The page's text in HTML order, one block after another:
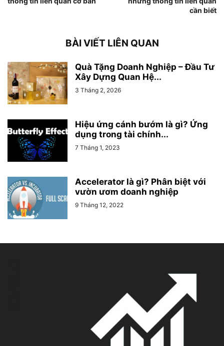
cần biết
BÀI VIẾT LIÊN QUAN
Quà Tặng Doanh Nghiệp – Đầu Tư
Xây Dựng Quan Hệ...
3 Tháng 2, 2026
Hiệu ứng cánh bướm là gì? Ứng
dụng trong tài chính...
7 Tháng 1, 2023
Accelerator là gì? Phân biệt với
vườn ươm doanh nghiệp
9 Tháng 12, 2022